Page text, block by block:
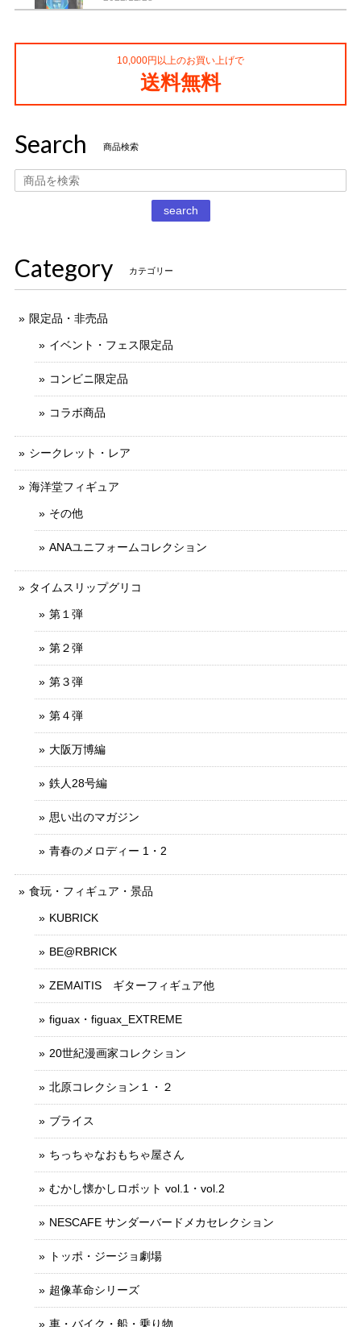
2021/11/13
丁寧な梱包で本日受け取りました。 だるまストーブ探してた
のでとても嬉しいです 扇風機もブタの蚊取り線香も可愛いで
10,000円以上のお買い上げで
送料無料
Search 商品検索
search
Category カテゴリー
限定品・非売品
イベント・フェス限定品
コンビニ限定品
コラボ商品
シークレット・レア
海洋堂フィギュア
その他
ANAユニフォームコレクション
タイムスリップグリコ
第１弾
第２弾
第３弾
第４弾
大阪万博編
鉄人28号編
思い出のマガジン
青春のメロディー 1・2
食玩・フィギュア・景品
KUBRICK
BE@RBRICK
ZEMAITIS ギターフィギュア他
figuax・figuax_EXTREME
20世紀漫画家コレクション
北原コレクション１・２
ブライス
ちっちゃなおもちゃ屋さん
むかし懐かしロボット vol.1・vol.2
NESCAFE サンダーバードメカセレクション
トッポ・ジージョ劇場
超像革命シリーズ
車・バイク・船・乗り物